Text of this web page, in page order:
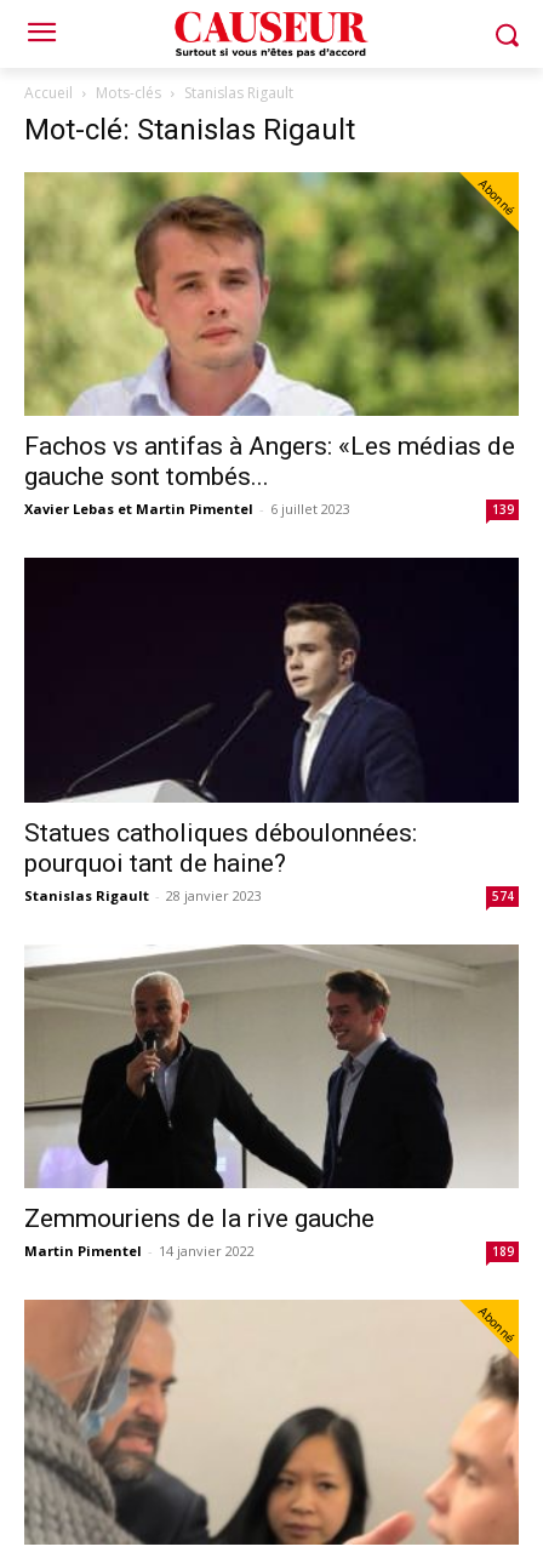
Accueil Mots-clés Stanislas Rigault
Mot-clé: Stanislas Rigault
Abonné
Fachos vs antifas à Angers: «Les médias de
gauche sont tombés...
Xavier Lebas et Martin Pimentel - 6 juillet 2023 139
Statues catholiques déboulonnées:
pourquoi tant de haine?
Stanislas Rigault - 28 janvier 2023 574
Zemmouriens de la rive gauche
Martin Pimentel - 14 janvier 2022 189
Abonné